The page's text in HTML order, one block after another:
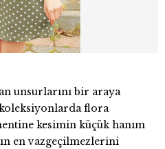
unsurlarını bir araya
flora
kesimin küçük hanım
en vazgeçilmezlerini